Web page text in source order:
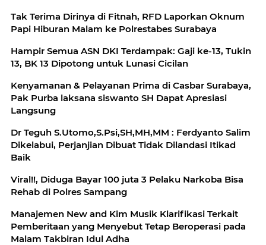
Tak Terima Dirinya di Fitnah, RFD Laporkan Oknum
Papi Hiburan Malam ke Polrestabes Surabaya
Hampir Semua ASN DKI Terdampak: Gaji ke-13, Tukin
13, BK 13 Dipotong untuk Lunasi Cicilan
Kenyamanan & Pelayanan Prima di Casbar Surabaya,
Pak Purba laksana siswanto SH Dapat Apresiasi
Langsung
Dr Teguh S.Utomo,S.Psi,SH,MH,MM : Ferdyanto Salim
Dikelabui, Perjanjian Dibuat Tidak Dilandasi Itikad
Baik
Viral!!, Diduga Bayar 100 juta 3 Pelaku Narkoba Bisa
Rehab di Polres Sampang
Manajemen New and Kim Musik Klarifikasi Terkait
Pemberitaan yang Menyebut Tetap Beroperasi pada
Malam Takbiran Idul Adha